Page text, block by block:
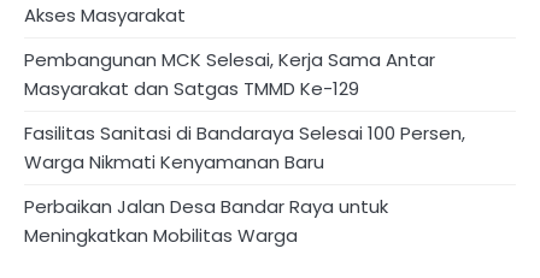
Akses Masyarakat
Pembangunan MCK Selesai, Kerja Sama Antar
Masyarakat dan Satgas TMMD Ke-129
Fasilitas Sanitasi di Bandaraya Selesai 100 Persen,
Warga Nikmati Kenyamanan Baru
Perbaikan Jalan Desa Bandar Raya untuk
Meningkatkan Mobilitas Warga